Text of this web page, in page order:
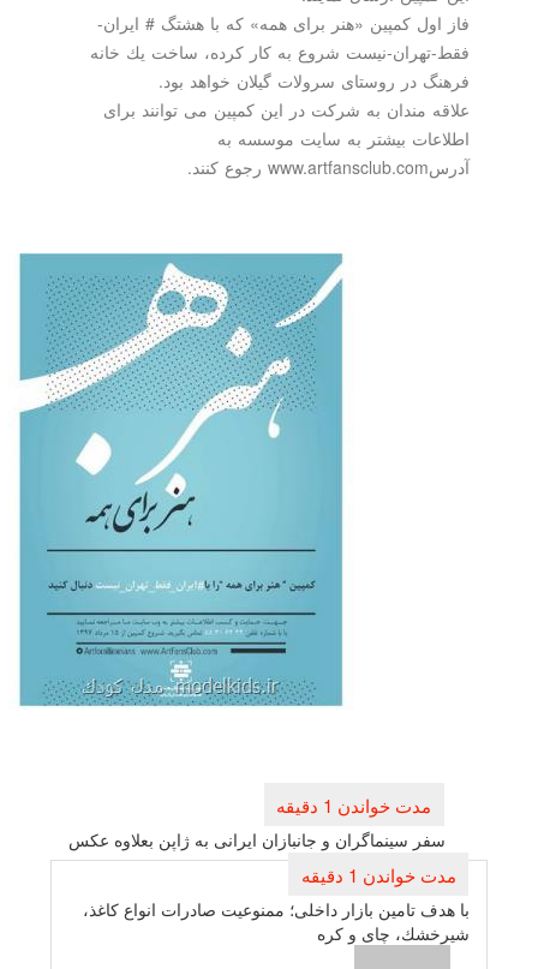
كمپین «هنر برای همه» كه با هشتگ # ایران-
نیست شروع به كار كرده، ساخت یك خانه
در روستای سرولات گیلان خواهد بود.
مندان به شركت در این كمپین می توانند برای
بیشتر به سایت موسسه به
سینماگران و جانبازان ایرانی به ژاپن بعلاوه عكس
تامین بازار داخلی؛ ممنوعیت صادرات انواع كاغذ،
چای و كره